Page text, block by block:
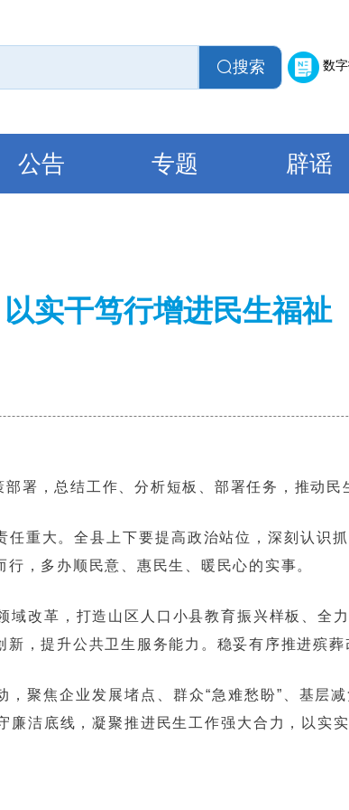
搜索 数
公告 专题 辟谣
实干笃行增进民生福祉
署，总结工作、分析短板、部署任务，推动民
重大。全县上下要提高政治站位，深刻认识
，多办顺民意、惠民生、暖民心的实事。
改革，打造山区人口小县教育振兴样板、全
，提升公共卫生服务能力。稳妥有序推进殡葬
聚焦企业发展堵点、群众“急难愁盼”、基层
洁底线，凝聚推进民生工作强大合力，以实